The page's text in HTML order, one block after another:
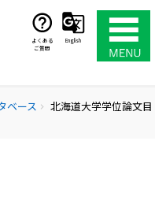
よくある
ご質問
English
ベース chevron_right
北海道大学学位論文目